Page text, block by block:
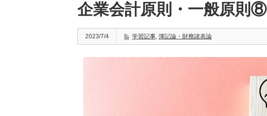
企業会計原則・一般原則⑧
2023/7/4 学習記事, 簿記論・財務諸表論